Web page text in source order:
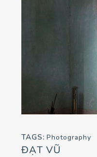
TAGS: Photography
ĐẠT VŨ